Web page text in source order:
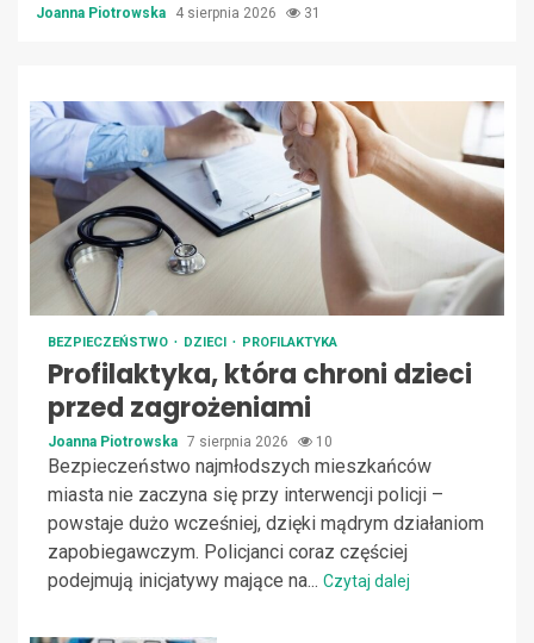
Joanna Piotrowska 4 sierpnia 2026 31
BEZPIECZEŃSTWO DZIECI PROFILAKTYKA
Profilaktyka, która chroni dzieci
przed zagrożeniami
Joanna Piotrowska 7 sierpnia 2026 10
Bezpieczeństwo najmłodszych mieszkańców
miasta nie zaczyna się przy interwencji policji –
powstaje dużo wcześniej, dzięki mądrym działaniom
zapobiegawczym. Policjanci coraz częściej
podejmują inicjatywy mające na... Czytaj dalej